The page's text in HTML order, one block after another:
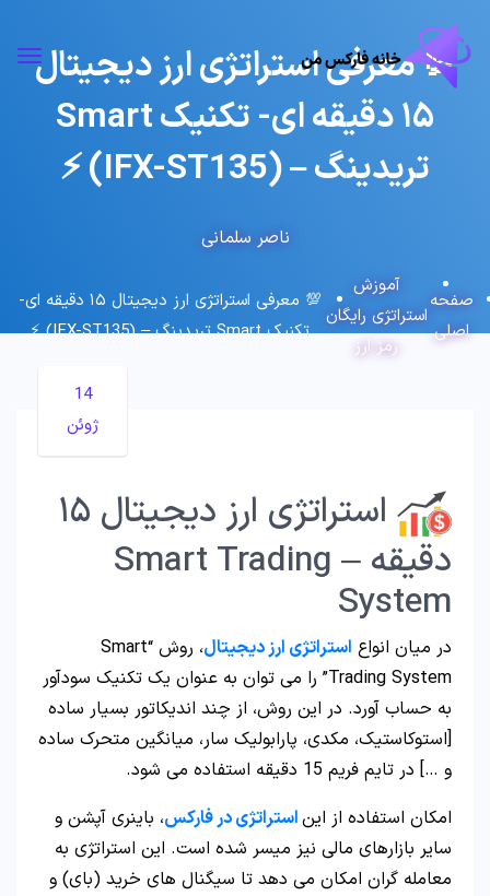
💯 معرفی استراتژی ارز دیجیتال
۱۵ دقیقه ای- تکنیک Smart
تریدینگ – (IFX-ST135) ⚡️
ناصر سلمانی
صفحه
اصلی
آموزش
استراتژی رایگان
رمز ارز
💯 معرفی استراتژی ارز دیجیتال ۱۵ دقیقه ای-
تکنیک Smart تریدینگ – (IFX-ST135) ⚡️
14
ژوئن
استراتژی ارز دیجیتال ۱۵
دقیقه – Smart Trading
System
در میان انواع استراتژی ارز دیجیتال
، روش “Smart
Trading System” را می توان به عنوان یک تکنیک سودآور
به حساب آورد. در این روش، از چند اندیکاتور بسیار ساده
[استوکاستیک، مکدی، پارابولیک سار، میانگین متحرک ساده
و …] در تایم فریم 15 دقیقه استفاده می شود.
امکان استفاده از ایناستراتژی در فارکس، باینری آپشن و
سایر بازارهای مالی نیز میسر شده است. این استراتژی به
معامله‌ گران امکان می‌ دهد تا سیگنال‌ های خرید (بای) و